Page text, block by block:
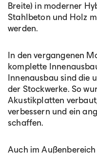
Breite) in moderner
Stahlbeton und Holz
werden.
In den vergangenen
komplette
Innenausbau sind die
der Stockwerke. So
Akustikplatten
verbessern und ein
schaffen.
Auch im